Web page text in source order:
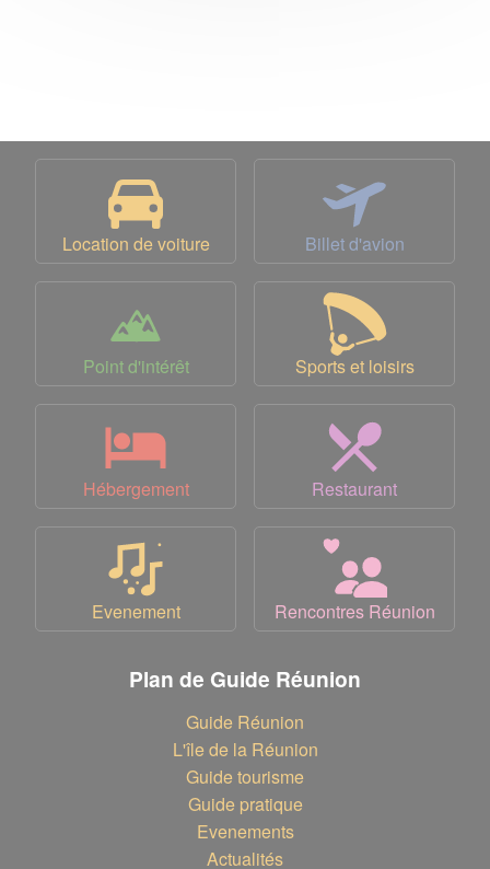
Location de voiture Billet d'avion
Point d'intérêt Sports et loisirs
Hébergement Restaurant
Evenement Rencontres Réunion
Plan de Guide Réunion
Guide Réunion
L'île de la Réunion
Guide tourisme
Guide pratique
Evenements
Actualités